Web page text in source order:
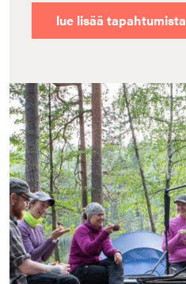
lue lisää tapahtumista